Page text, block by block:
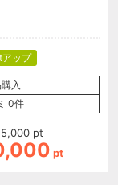
アップ
入
0件
pt
pt